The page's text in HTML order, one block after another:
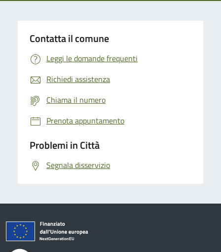
Contatta il comune
Leggi le domande frequenti
Richiedi assistenza
Chiama il numero
Prenota appuntamento
Problemi in Città
Segnala disservizio